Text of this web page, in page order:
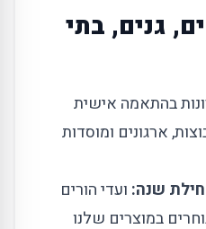
גנים, בתי
בהתאמה אישית
ארגונים ומוסדות
שנה: ועדי הורים
במוצרים שלנו